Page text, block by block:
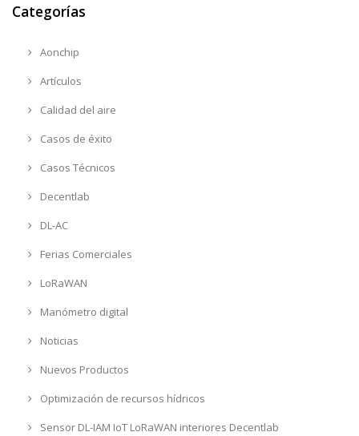
Categorías
Aonchip
Artículos
Calidad del aire
Casos de éxito
Casos Técnicos
Decentlab
DL-AC
Ferias Comerciales
LoRaWAN
Manómetro digital
Noticias
Nuevos Productos
Optimización de recursos hídricos
Sensor DL-IAM IoT LoRaWAN interiores Decentlab